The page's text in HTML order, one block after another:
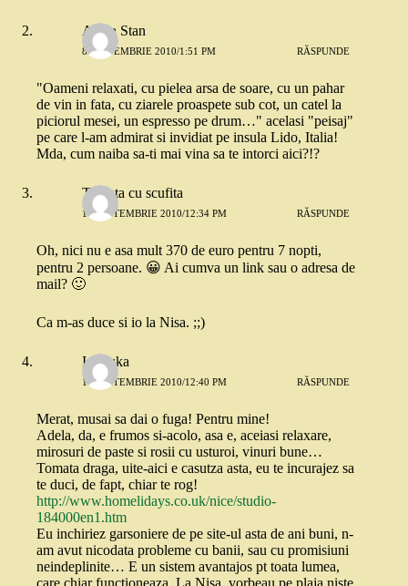
Adela Stan
8 SEPTEMBRIE 2010/1:51 PM RĂSPUNDE
"Oameni relaxati, cu pielea arsa de soare, cu un pahar
de vin in fata, cu ziarele proaspete sub cot, un catel la
piciorul mesei, un espresso pe drum…" acelasi "peisaj"
pe care l-am admirat si invidiat pe insula Lido, Italia!
Mda, cum naiba sa-ti mai vina sa te intorci aici?!?
Tomata cu scufita
10 SEPTEMBRIE 2010/12:34 PM RĂSPUNDE
Oh, nici nu e asa mult 370 de euro pentru 7 nopti,
pentru 2 persoane. 😀 Ai cumva un link sau o adresa de
mail? 🙂
Ca m-as duce si io la Nisa. ;;)
Ionouka
10 SEPTEMBRIE 2010/12:40 PM RĂSPUNDE
Merat, musai sa dai o fuga! Pentru mine!
Adela, da, e frumos si-acolo, asa e, aceiasi relaxare,
mirosuri de paste si rosii cu usturoi, vinuri bune…
Tomata draga, uite-aici e casutza asta, eu te incurajez sa
te duci, de fapt, chiar te rog!
http://www.homelidays.co.uk/nice/studio-
184000en1.htm
Eu inchiriez garsoniere de pe site-ul asta de ani buni, n-
am avut nicodata probleme cu banii, sau cu promisiuni
neindeplinite… E un sistem avantajos pt toata lumea,
care chiar functioneaza. La Nisa, vorbeau pe plaja niste